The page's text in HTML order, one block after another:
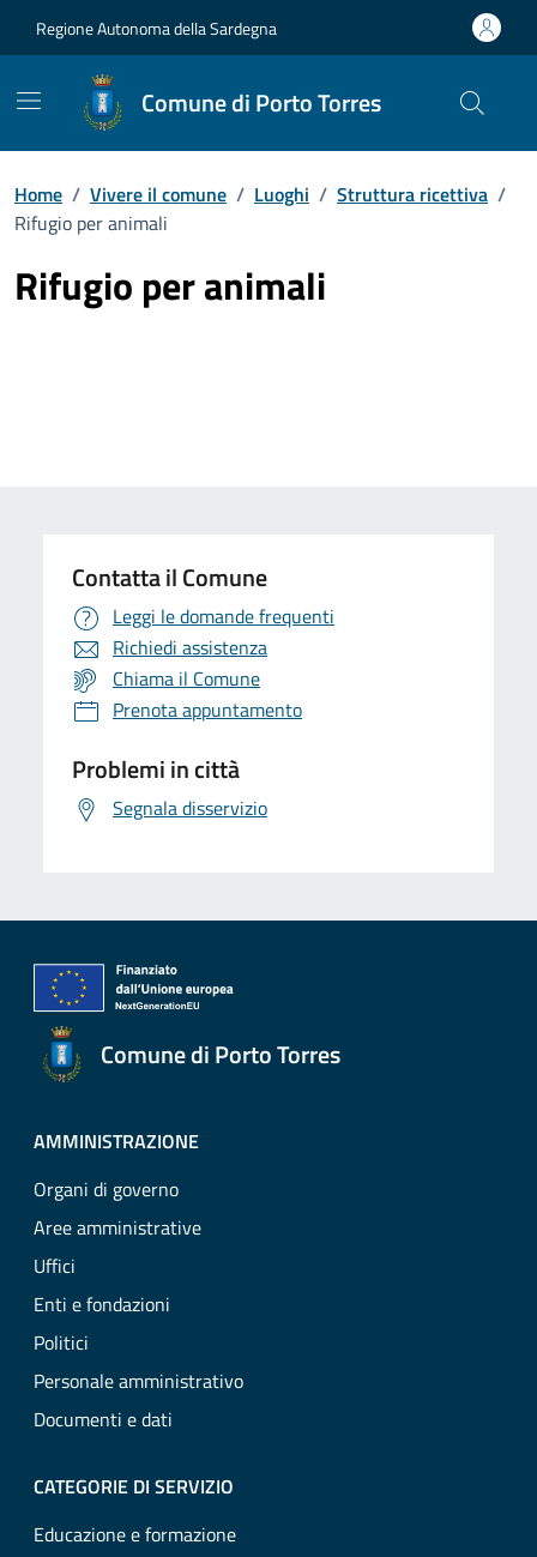
Regione Autonoma della Sardegna
Comune di Porto Torres
Home / Vivere il comune / Luoghi / Struttura ricettiva /
Rifugio per animali
Rifugio per animali
Contatta il Comune
Leggi le domande frequenti
Richiedi assistenza
Chiama il Comune
Prenota appuntamento
Problemi in città
Segnala disservizio
Comune di Porto Torres
AMMINISTRAZIONE
Organi di governo
Aree amministrative
Uffici
Enti e fondazioni
Politici
Personale amministrativo
Documenti e dati
CATEGORIE DI SERVIZIO
Educazione e formazione